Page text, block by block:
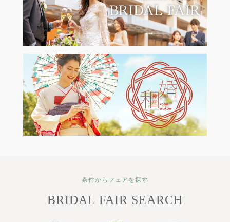
条件からフェアを探す
BRIDAL FAIR SEARCH